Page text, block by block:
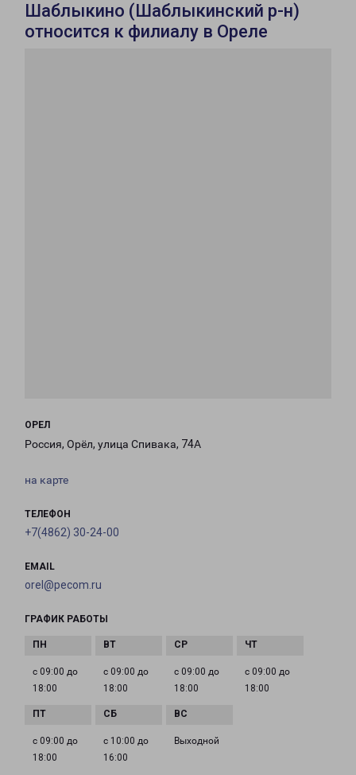
Шаблыкино (Шаблыкинский р-н)
относится к филиалу в Ореле
ОРЕЛ
Россия, Орёл, улица Спивака, 74А
на карте
ТЕЛЕФОН
+7(4862) 30-24-00
EMAIL
orel@pecom.ru
ГРАФИК РАБОТЫ
с 09:00 до
18:00
с 09:00 до
18:00
с 09:00 до
18:00
с 09:00 до
18:00
с 09:00 до
18:00
с 10:00 до
16:00
Выходной